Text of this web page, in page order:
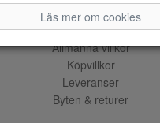
Läs mer om cookies
Tjänster
Allmänna villkor
Köpvillkor
Leveranser
Byten & returer